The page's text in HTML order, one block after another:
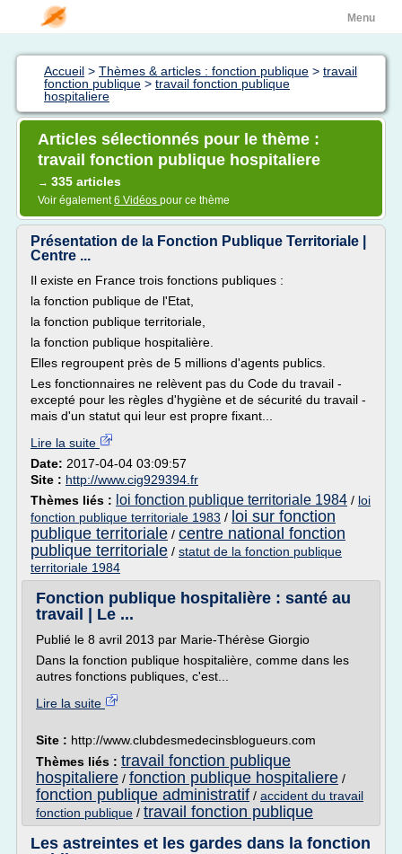
Menu
Accueil > Thèmes & articles : fonction publique > travail
fonction publique > travail fonction publique
hospitaliere
Articles sélectionnés pour le thème :
travail fonction publique hospitaliere
→ 335 articles
Voir également6 Vidéos pour ce thème
Présentation de la Fonction Publique Territoriale |
Centre ...
Il existe en France trois fonctions publiques :
la fonction publique de l'Etat,
la fonction publique territoriale,
la fonction publique hospitalière.
Elles regroupent près de 5 millions d'agents publics.
Les fonctionnaires ne relèvent pas du Code du travail -
excepté pour les règles d'hygiène et de sécurité du travail -
mais d'un statut qui leur est propre fixant...
Lire la suite
Date: 2017-04-04 03:09:57
Site : http://www.cig929394.fr
Thèmes liés : loi fonction publique territoriale 1984 / loi
fonction publique territoriale 1983 / loi sur fonction
publique territoriale / centre national fonction
publique territoriale / statut de la fonction publique
territoriale 1984
Fonction publique hospitalière : santé au
travail | Le ...
Publié le 8 avril 2013 par Marie-Thérèse Giorgio
Dans la fonction publique hospitalière, comme dans les
autres fonctions publiques, c'est...
Lire la suite
Site : http://www.clubdesmedecinsblogueurs.com
Thèmes liés : travail fonction publique
hospitaliere / fonction publique hospitaliere /
fonction publique administratif / accident du travail
fonction publique / travail fonction publique
Les astreintes et les gardes dans la fonction